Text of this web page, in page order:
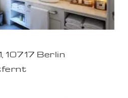
10717 Berlin